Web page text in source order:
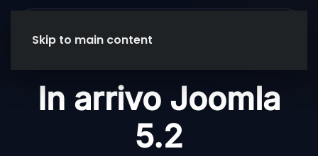
Skip to main content
In arrivo Joomla
5.2